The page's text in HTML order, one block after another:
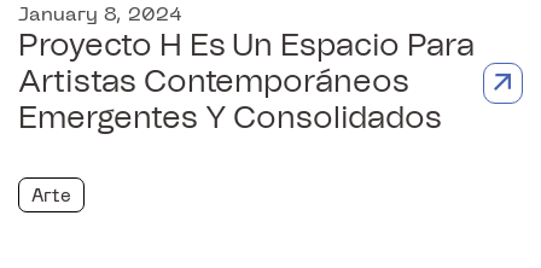
January 8, 2024
Proyecto H Es Un Espacio Para
Artistas Contemporáneos
Emergentes Y Consolidados
Arte